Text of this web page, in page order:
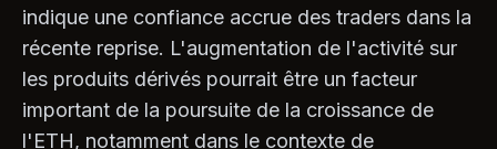
indique une confiance accrue des traders dans la
récente reprise. L'augmentation de l'activité sur
les produits dérivés pourrait être un facteur
important de la poursuite de la croissance de
l'ETH, notamment dans le contexte de